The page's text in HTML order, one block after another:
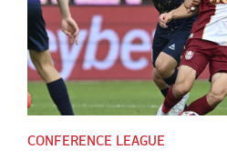
CONFERENCE LEAGUE